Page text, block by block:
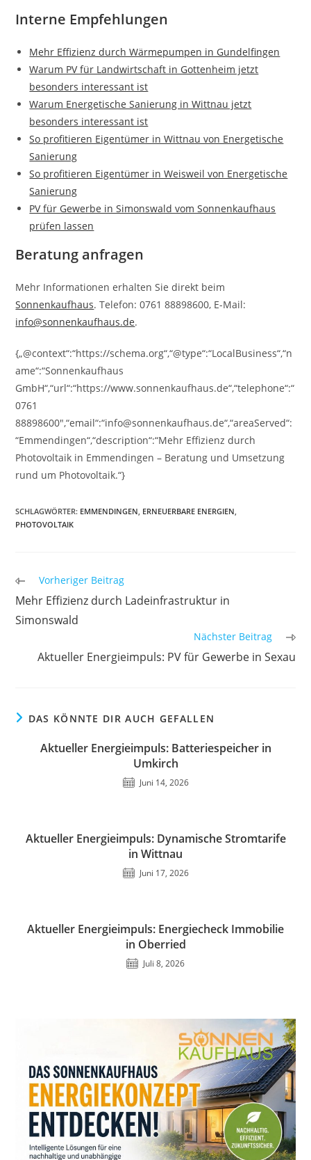
Interne Empfehlungen
Mehr Effizienz durch Wärmepumpen in Gundelfingen
Warum PV für Landwirtschaft in Gottenheim jetzt
besonders interessant ist
Warum Energetische Sanierung in Wittnau jetzt
besonders interessant ist
So profitieren Eigentümer in Wittnau von Energetische
Sanierung
So profitieren Eigentümer in Weisweil von Energetische
Sanierung
PV für Gewerbe in Simonswald vom Sonnenkaufhaus
prüfen lassen
Beratung anfragen
Mehr Informationen erhalten Sie direkt beim
Sonnenkaufhaus. Telefon: 0761 88898600, E-Mail:
info@sonnenkaufhaus.de.
{„@context“:“https://schema.org“,“@type“:“LocalBusiness“,“n
ame“:“Sonnenkaufhaus
GmbH“,“url“:“https://www.sonnenkaufhaus.de“,“telephone“:“
0761
88898600″,“email“:“info@sonnenkaufhaus.de“,“areaServed“:
“Emmendingen“,“description“:“Mehr Effizienz durch
Photovoltaik in Emmendingen – Beratung und Umsetzung
rund um Photovoltaik.“}
SCHLAGWÖRTER: EMMENDINGEN, ERNEUERBARE ENERGIEN,
PHOTOVOLTAIK
Weitere
Artikel
ansehen
Vorheriger Beitrag
Mehr Effizienz durch Ladeinfrastruktur in
Simonswald
Nächster Beitrag
Aktueller Energieimpuls: PV für Gewerbe in Sexau
DAS KÖNNTE DIR AUCH GEFALLEN
Aktueller Energieimpuls: Batteriespeicher in
Umkirch
Juni 14, 2026
Aktueller Energieimpuls: Dynamische Stromtarife
in Wittnau
Juni 17, 2026
Aktueller Energieimpuls: Energiecheck Immobilie
in Oberried
Juli 8, 2026